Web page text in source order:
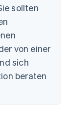
sollten
von einer
sich
beraten